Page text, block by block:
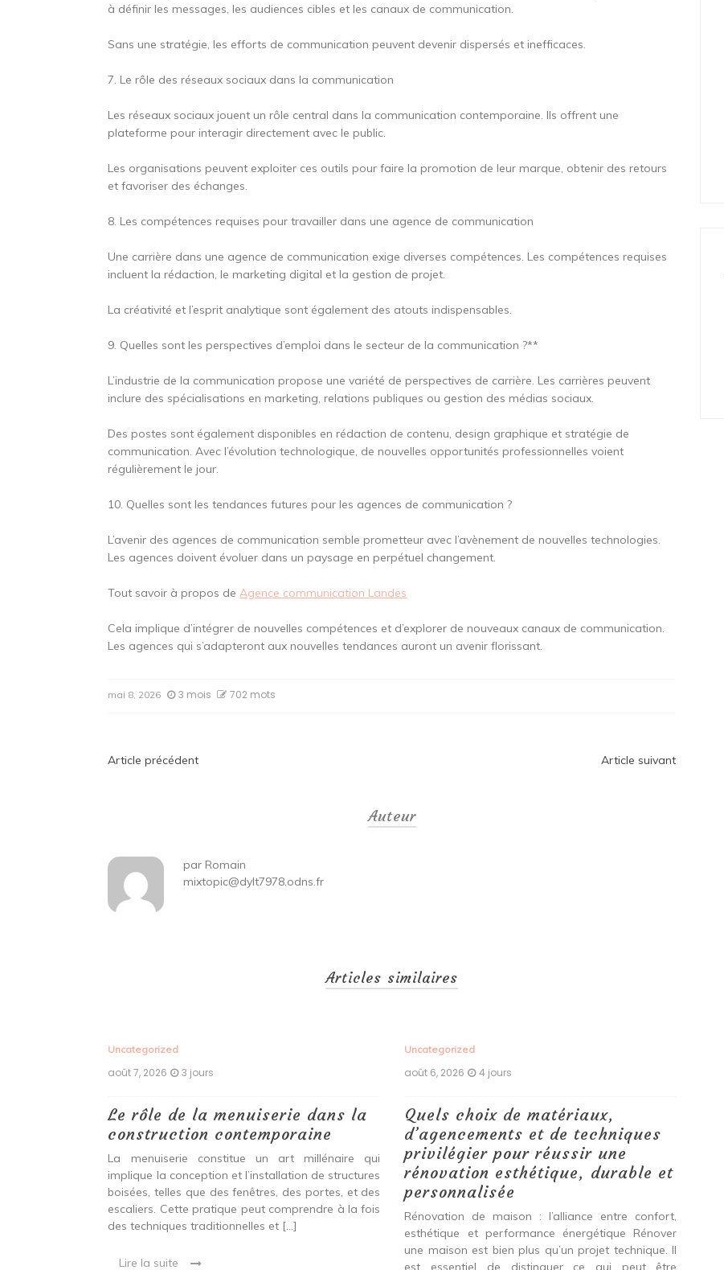
à définir les messages, les audiences cibles et les canaux de communication.
Sans une stratégie, les efforts de communication peuvent devenir dispersés et inefficaces.
7. Le rôle des réseaux sociaux dans la communication
Les réseaux sociaux jouent un rôle central dans la communication contemporaine. Ils offrent une
plateforme pour interagir directement avec le public.
Les organisations peuvent exploiter ces outils pour faire la promotion de leur marque, obtenir des retours
et favoriser des échanges.
8. Les compétences requises pour travailler dans une agence de communication
Une carrière dans une agence de communication exige diverses compétences. Les compétences requises
incluent la rédaction, le marketing digital et la gestion de projet.
La créativité et l’esprit analytique sont également des atouts indispensables.
9. Quelles sont les perspectives d’emploi dans le secteur de la communication ?**
L’industrie de la communication propose une variété de perspectives de carrière. Les carrières peuvent
inclure des spécialisations en marketing, relations publiques ou gestion des médias sociaux.
Des postes sont également disponibles en rédaction de contenu, design graphique et stratégie de
communication. Avec l’évolution technologique, de nouvelles opportunités professionnelles voient
régulièrement le jour.
10. Quelles sont les tendances futures pour les agences de communication ?
L’avenir des agences de communication semble prometteur avec l’avènement de nouvelles technologies.
Les agences doivent évoluer dans un paysage en perpétuel changement.
Tout savoir à propos deAgence communication Landes
Cela implique d’intégrer de nouvelles compétences et d’explorer de nouveaux canaux de communication.
Les agences qui s’adapteront aux nouvelles tendances auront un avenir florissant.
mai 8, 2026 3 mois 702 mots
Navigation
Article précédent Article suivant
Auteur
par Romain
mixtopic@dylt7978.odns.fr
Articles similaires
Uncategorized
août 7, 2026 3 jours
Le rôle de la menuiserie dans la
construction contemporaine
La menuiserie constitue un art millénaire qui
implique la conception et l’installation de structures
boisées, telles que des fenêtres, des portes, et des
escaliers. Cette pratique peut comprendre à la fois
des techniques traditionnelles et […]
Lire la suite
Uncategorized
août 6, 2026 4 jours
Quels choix de matériaux,
d’agencements et de techniques
privilégier pour réussir une
rénovation esthétique, durable et
personnalisée
Rénovation de maison : l’alliance entre confort,
esthétique et performance énergétique Rénover
une maison est bien plus qu’un projet technique. Il